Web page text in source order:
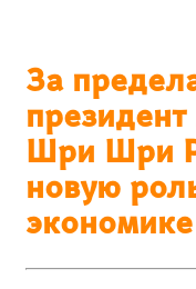
За
Шри Шри
новую